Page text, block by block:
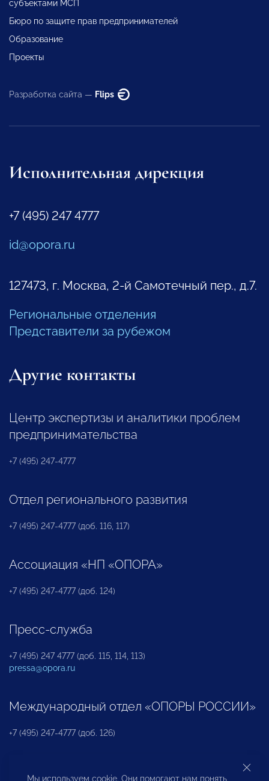
субъектами МСП
Бюро по защите прав предпринимателей
Образование
Проекты
Разработка сайта — Flips
Исполнительная дирекция
+7 (495) 247 4777
id@opora.ru
127473, г. Москва, 2-й Самотечный пер., д.7.
Региональные отделения
Представители за рубежом
Другие контакты
Центр экспертизы и аналитики проблем
предпринимательства
+7 (495) 247-4777
Отдел регионального развития
+7 (495) 247-4777 (доб. 116, 117)
Ассоциация «НП «ОПОРА»
+7 (495) 247-4777 (доб. 124)
Пресс-служба
+7 (495) 247 4777 (доб. 115, 114, 113)
pressa@opora.ru
Международный отдел «ОПОРЫ РОССИИ»
+7 (495) 247-4777 (доб. 126)
Бюро по защите прав предпринимателей и
Мы используем cookie. Они помогают нам понять,